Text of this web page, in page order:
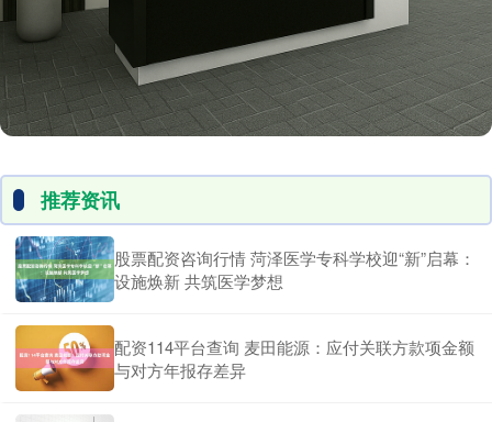
推荐资讯
股票配资咨询行情 菏泽医学专科学校迎“新”启幕：
设施焕新 共筑医学梦想
配资114平台查询 麦田能源：应付关联方款项金额
与对方年报存差异